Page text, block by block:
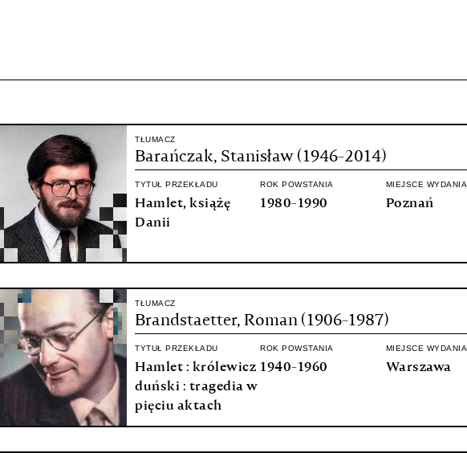
TŁUMACZ
Barańczak, Stanisław (1946-2014)
TYTUŁ PRZEKŁADU
Hamlet, książę
Danii
ROK POWSTANIA
1980-1990
MIEJSCE WYDANIA
Poznań
TŁUMACZ
Brandstaetter, Roman (1906-1987)
TYTUŁ PRZEKŁADU
Hamlet : królewicz
duński : tragedia w
pięciu aktach
ROK POWSTANIA
1940-1960
MIEJSCE WYDANIA
Warszawa